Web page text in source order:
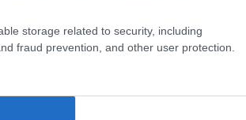
storage related to security, including
fraud prevention, and other user protection.